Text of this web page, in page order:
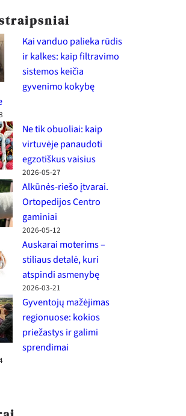
Kai vanduo palieka rūdis
ir kalkes: kaip filtravimo
sistemos keičia
gyvenimo kokybę
Ne tik obuoliai: kaip
virtuvėje panaudoti
egzotiškus vaisius
2026-05-27
Alkūnės-riešo įtvarai.
Ortopedijos Centro
gaminiai
2026-05-12
Auskarai moterims –
stiliaus detalė, kuri
atspindi asmenybę
2026-03-21
Gyventojų mažėjimas
regionuose: kokios
priežastys ir galimi
sprendimai